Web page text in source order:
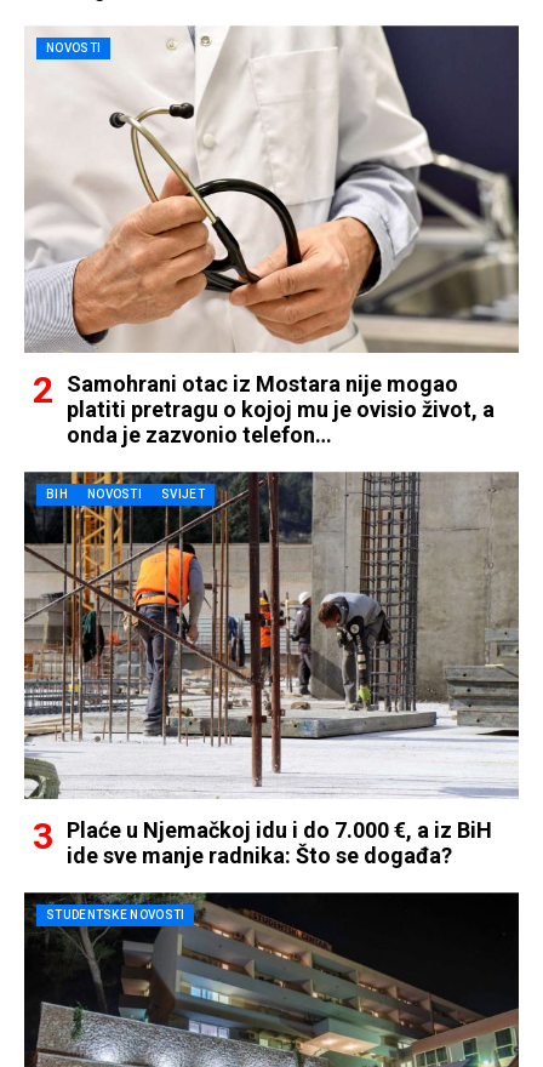
NOVOSTI
Samohrani otac iz Mostara nije mogao
platiti pretragu o kojoj mu je ovisio život, a
onda je zazvonio telefon…
BIH NOVOSTI SVIJET
Plaće u Njemačkoj idu i do 7.000 €, a iz BiH
ide sve manje radnika: Što se događa?
STUDENTSKE NOVOSTI